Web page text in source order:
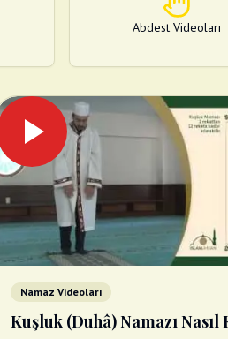
Abdest Videoları
Namaz Videoları
Kuşluk (Duhâ) Namazı Nasıl